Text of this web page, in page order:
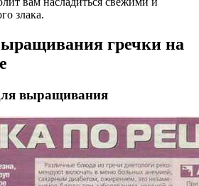
злака.
гречки на
выращивания